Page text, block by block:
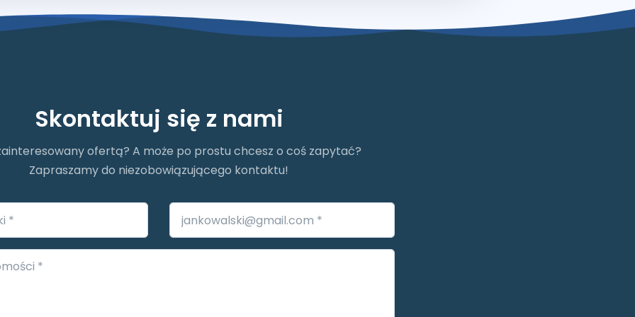
Skontaktuj się z nami
ofertą? A może po prostu chcesz o coś zapytać?
Zapraszamy do niezobowiązującego kontaktu!